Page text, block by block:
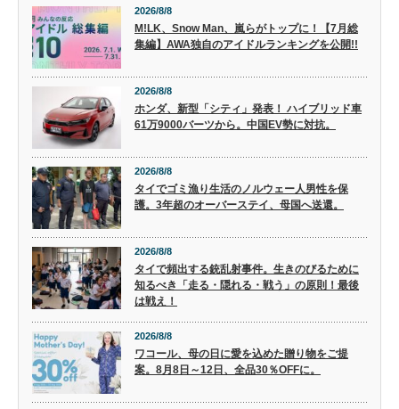
2026/8/8
M!LK、Snow Man、嵐らがトップに！【7月総
集編】AWA独自のアイドルランキングを公開!!
2026/8/8
ホンダ、新型「シティ」発表！ ハイブリッド車
61万9000バーツから。中国EV勢に対抗。
2026/8/8
タイでゴミ漁り生活のノルウェー人男性を保
護。3年超のオーバーステイ、母国へ送還。
2026/8/8
タイで頻出する銃乱射事件。生きのびるために
知るべき「走る・隠れる・戦う」の原則！最後
は戦え！
2026/8/8
ワコール、母の日に愛を込めた贈り物をご提
案。8月8日～12日、全品30％OFFに。